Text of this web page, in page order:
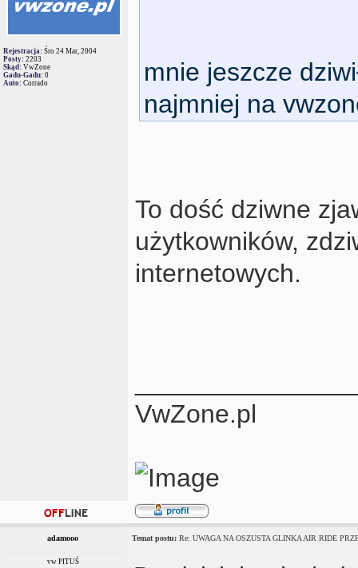
Rejestracja: Śro 24 Mar, 2004
Posty: 2203
Skąd: VwZone
Gadu-Gadu: 0
Auto: Corrado
mnie jeszcze
najmniej na
To dość dziwne
użytkowników,
internetowych.
VwZone.pl
adamooo Temat postu: Re: UWAGA NA OSZUSTA GLINKA AIR RIDE
vw PITUŚ